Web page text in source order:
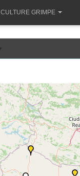
CULTURE GRIMPE